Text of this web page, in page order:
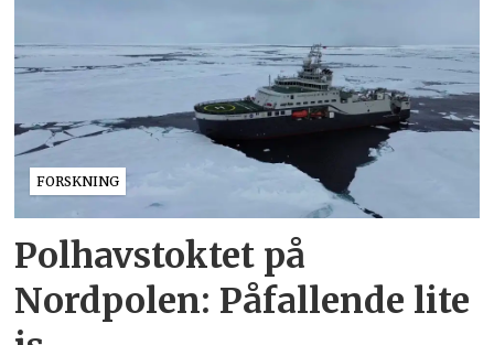
FORSKNING
Polhavstoktet på
Nordpolen: Påfallende lite